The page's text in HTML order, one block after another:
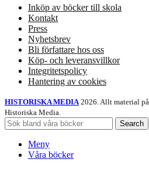
Inköp av böcker till skola
Kontakt
Press
Nyhetsbrev
Bli författare hos oss
Köp- och leveransvillkor
Integritetspolicy
Hantering av cookies
HISTORISKA MEDIA2026. Allt material
Historiska Media.
Search
Meny
Våra böcker